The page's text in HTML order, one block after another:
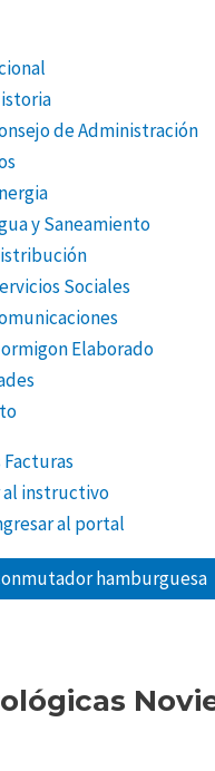
de Administración
y Saneamiento
Sociales
Elaborado
Facturas
al instructivo
al portal
hamburguesa